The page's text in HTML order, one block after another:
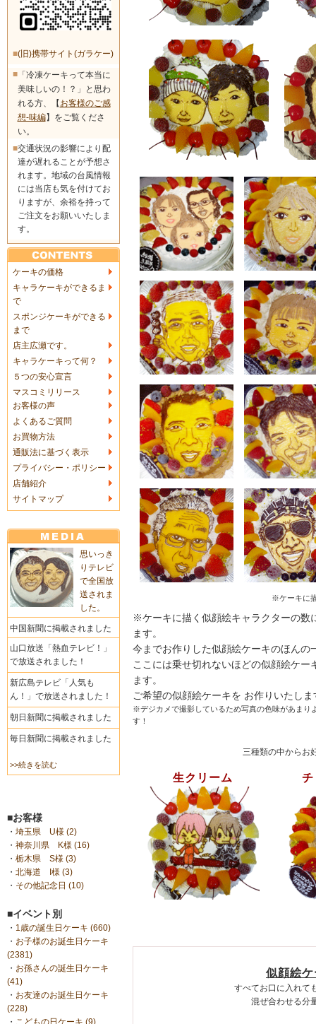
■(旧)携帯サイト(ガラケー)
■「冷凍ケーキって本当に
美味しいの！？」と思わ
れる方、【 お客様のご感
想-味編】をご覧くださ
い。
■交通状況の影響により配
達が遅れることが予想さ
れます。地域の台風情報
には当店も気を付けてお
りますが、余裕を持って
ご注文をお願いいたしま
す。
ケーキの価格
キャラケーキができるま
で
スポンジケーキができる
まで
店主広瀬です。
キャラケーキって何？
５つの安心宣言
マスコミリリース
お客様の声
よくあるご質問
お買物方法
通販法に基づく表示
プライバシー・ポリシー
店舗紹介
サイトマップ
思いっき
りテレビ
で全国放
送されま
した。
中国新聞に掲載されました
山口放送「熱血テレビ！」
で放送されました！
新広島テレビ「人気も
ん！」で放送されました！
朝日新聞に掲載されました
毎日新聞に掲載されました
>>続きを読む
■お客様
・ 埼玉県 U様 (2)
・ 神奈川県 K様 (16)
・ 栃木県 S様 (3)
・ 北海道 I様 (3)
・ その他記念日 (10)
■イベント別
・ 1歳の誕生日ケーキ (660)
・ お子様のお誕生日ケーキ
(2381)
・ お孫さんの誕生日ケーキ
(41)
・ お友達のお誕生日ケーキ
(228)
・ こどもの日ケーキ (9)
※ケーキに
※ケーキに描く似顔絵キャラクターの数
ます。
今までお作りした似顔絵ケーキのほんの
ここには乗せ切れないほどの似顔絵ケ
ます。
ご希望の似顔絵ケーキを お作りいたし
※デジカメで撮影しているため写真の色味があまり
す！
三種類の中からお
生クリーム チ
似顔絵
すべてお口に入れて
混ぜ合わせる分